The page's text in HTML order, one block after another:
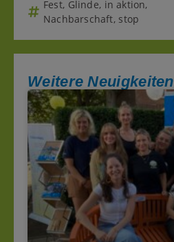
Fest, Glinde, in aktion,
Nachbarschaft, stop
Weitere Neuigkeiten